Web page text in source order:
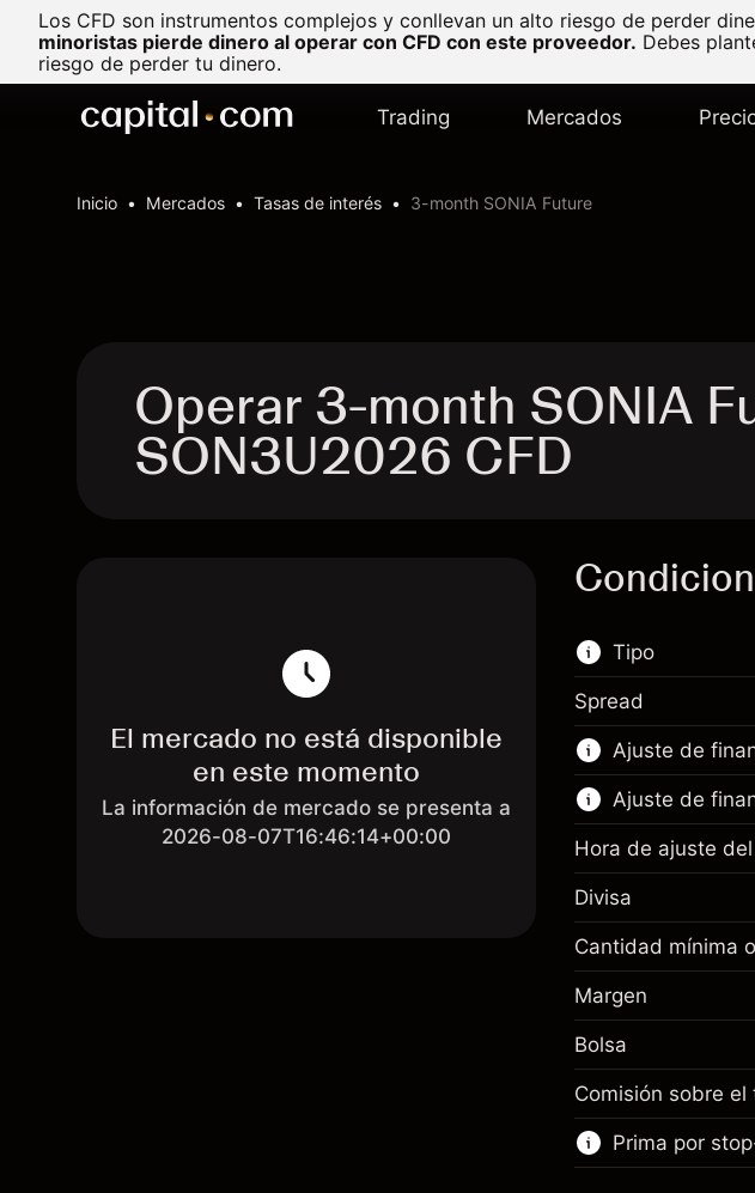
Los CFD son instrumentos complejos y conllevan un alto riesgo de perder
minoristas pierde dinero al operar con CFD con este proveedor. Debes
riesgo de perder tu dinero.
Trading Mercados
Inicio Mercados Tasas de interés 3-month SONIA Future
Operar 3-month SONIA
SON3U2026 CFD
El mercado no está disponible
en este momento
La información de mercado se presenta a
2026-08-07T16:46:14+00:00
Tipo
Este mercado
hacer trading
Obtén más
CFD
Spread
Ajuste de
Margen. Tu
Ajuste de
Tamaño de la
~£200,000.00
Dinero del
Ajuste de
nocturno
Cargos por el
Tamaño de la
Hora de ajuste
Divisa
Cantidad mínima
Margen
Bolsa
Comisión sobre el
Prima por